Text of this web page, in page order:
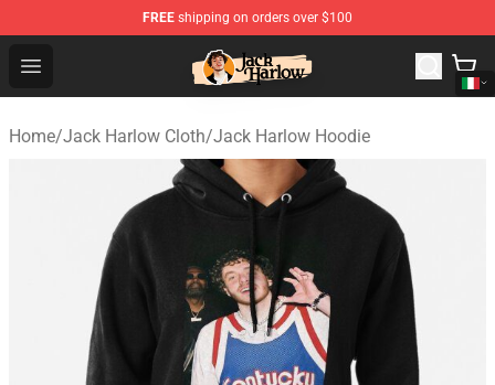
FREE shipping on orders over $100
Open menu
Jack Harlow Shop - Official Jack Harlow Merchandise
Home/Jack Harlow Cloth/Jack Harlow Hoodie